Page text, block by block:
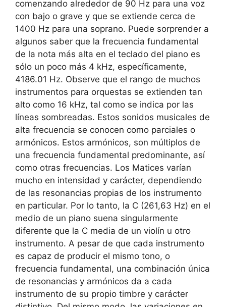
comenzando alrededor de 90 Hz para una voz
con bajo o grave y que se extiende cerca de
1400 Hz para una soprano. Puede sorprender a
algunos saber que la frecuencia fundamental
de la nota más alta en el teclado del piano es
sólo un poco más 4 kHz, específicamente,
4186.01 Hz. Observe que el rango de muchos
instrumentos para orquestas se extienden tan
alto como 16 kHz, tal como se indica por las
líneas sombreadas. Estos sonidos musicales de
alta frecuencia se conocen como parciales o
armónicos. Estos armónicos, son múltiplos de
una frecuencia fundamental predominante, así
como otras frecuencias. Los Matices varían
mucho en intensidad y carácter, dependiendo
de las resonancias propias de los instrumento
en particular. Por lo tanto, la C (261,63 Hz) en el
medio de un piano suena singularmente
diferente que la C media de un violín u otro
instrumento. A pesar de que cada instrumento
es capaz de producir el mismo tono, o
frecuencia fundamental, una combinación única
de resonancias y armónicos da a cada
instrumento de su propio timbre y carácter